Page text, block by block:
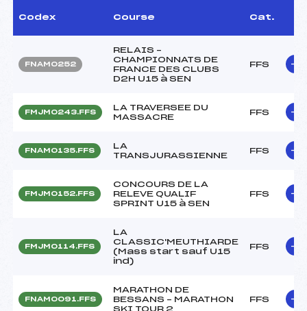
Codex Course Cat.
FNAM0252
RELAIS –
CHAMPIONNATS DE
FRANCE DES CLUBS
D2H U15 à SEN
FFS
FMJM0243.FFS
LA TRAVERSEE DU
MASSACRE
FFS
FNAM0135.FFS
LA
TRANSJURASSIENNE
FFS
FMJM0152.FFS
CONCOURS DE LA
RELEVE QUALIF
SPRINT U15 à SEN
FFS
FMJM0114.FFS
LA
CLASSIC'MEUTHIARDE
(Mass start sauf U15
ind)
FFS
FNAM0091.FFS
MARATHON DE
BESSANS – MARATHON
SKI TOUR 2
FFS